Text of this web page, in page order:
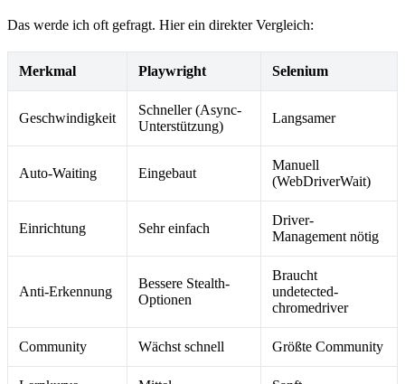
Das werde ich oft gefragt. Hier ein direkter Vergleich:
Merkmal Playwright Selenium
Geschwindigkeit
Schneller (Async-
Unterstützung)
Langsamer
Auto-Waiting Eingebaut
Manuell
(WebDriverWait)
Einrichtung Sehr einfach
Driver-
Management nötig
Anti-Erkennung
Bessere Stealth-
Optionen
Braucht
undetected-
chromedriver
Community Wächst schnell Größte Community